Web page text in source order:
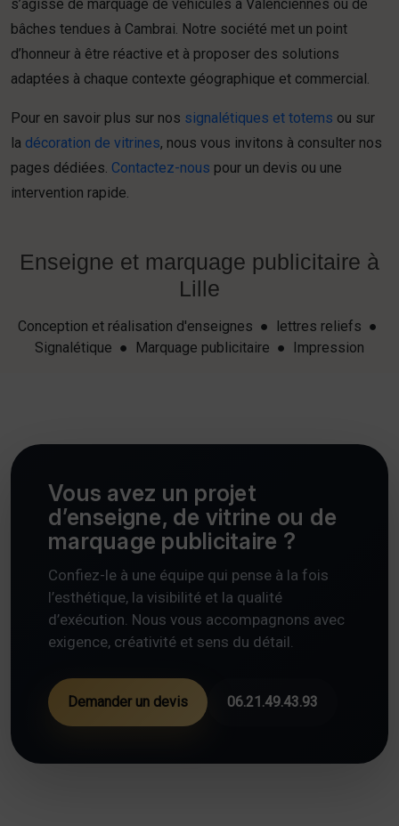
s’agisse de marquage de véhicules à Valenciennes ou de
bâches tendues à Cambrai. Notre société met un point
d’honneur à être réactive et à proposer des solutions
adaptées à chaque contexte géographique et commercial.
Pour en savoir plus sur nos signalétiques et totems ou sur
la décoration de vitrines, nous vous invitons à consulter nos
pages dédiées. Contactez-nous pour un devis ou une
intervention rapide.
Enseigne et marquage publicitaire à
Lille
Conception et réalisation d'enseignes ● lettres reliefs ●
Signalétique ● Marquage publicitaire ● Impression
Vous avez un projet
d’enseigne, de vitrine ou de
marquage publicitaire ?
Confiez-le à une équipe qui pense à la fois
l’esthétique, la visibilité et la qualité
d’exécution. Nous vous accompagnons avec
exigence, créativité et sens du détail.
Demander un devis 06.21.49.43.93